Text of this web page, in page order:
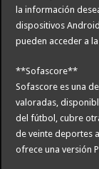
la información
dispositivos
pueden acceder a
**Sofascore**
Sofascore es una
valoradas,
del fútbol, cubre
de veinte deportes
ofrece una versión